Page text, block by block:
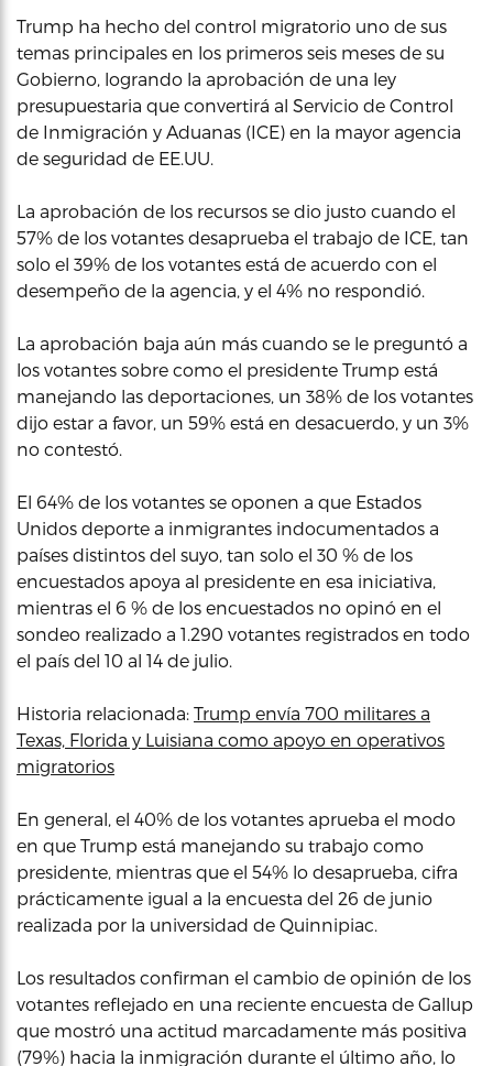
Trump ha hecho del control migratorio uno de sus
temas principales en los primeros seis meses de su
Gobierno, logrando la aprobación de una ley
presupuestaria que convertirá al Servicio de Control
de Inmigración y Aduanas (ICE) en la mayor agencia
de seguridad de EE.UU.
La aprobación de los recursos se dio justo cuando el
57% de los votantes desaprueba el trabajo de ICE, tan
solo el 39% de los votantes está de acuerdo con el
desempeño de la agencia, y el 4% no respondió.
La aprobación baja aún más cuando se le preguntó a
los votantes sobre como el presidente Trump está
manejando las deportaciones, un 38% de los votantes
dijo estar a favor, un 59% está en desacuerdo, y un 3%
no contestó.
El 64% de los votantes se oponen a que Estados
Unidos deporte a inmigrantes indocumentados a
países distintos del suyo, tan solo el 30 % de los
encuestados apoya al presidente en esa iniciativa,
mientras el 6 % de los encuestados no opinó en el
sondeo realizado a 1.290 votantes registrados en todo
el país del 10 al 14 de julio.
Historia relacionada: Trump envía 700 militares a
Texas, Florida y Luisiana como apoyo en operativos
migratorios
En general, el 40% de los votantes aprueba el modo
en que Trump está manejando su trabajo como
presidente, mientras que el 54% lo desaprueba, cifra
prácticamente igual a la encuesta del 26 de junio
realizada por la universidad de Quinnipiac.
Los resultados confirman el cambio de opinión de los
votantes reflejado en una reciente encuesta de Gallup
que mostró una actitud marcadamente más positiva
(79%) hacia la inmigración durante el último año, lo